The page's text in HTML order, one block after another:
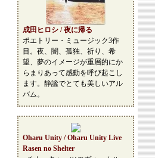
成田ヒロシ / 夜に帰る
ポエトリー・ミュージック3作
目。夜、闇、孤独、祈り、希
望、夢のイメージが重層的にか
らまりあって感動を呼び起こし
ます。静謐でとても美しいアル
バム。
Oharu Unity / Oharu Unity Live
Rasen no Shelter